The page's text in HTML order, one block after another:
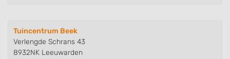
Tuincentrum Beek
Verlengde Schrans 43
8932NK Leeuwarden